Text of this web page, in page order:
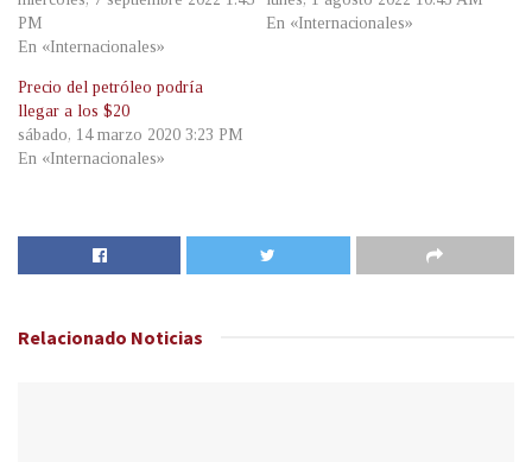
PM
En «Internacionales»
En «Internacionales»
Precio del petróleo podría
llegar a los $20
sábado, 14 marzo 2020 3:23 PM
En «Internacionales»
Relacionado Noticias